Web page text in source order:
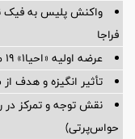
واکنش پلیس به فیک
فراجا
عرضه اولیه «احیا۱» ۱۹ مرداد در فرابورس
تأثیر انگیزه و هدف از
نقش توجه و تمرکز در
حواس‌پرتی)